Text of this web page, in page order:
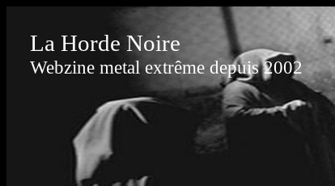
La Horde Noire
Webzine metal extrême depuis 2002